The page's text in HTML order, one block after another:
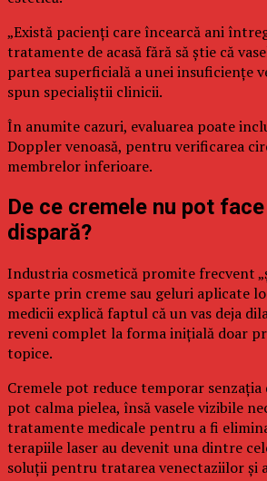
„Există pacienți care încearcă ani
tratamente de acasă fără să știe că
partea superficială a unei insuficiențe
spun specialiștii clinicii.
În anumite cazuri, evaluarea poate
Doppler venoasă, pentru verificarea
membrelor inferioare.
De ce cremele nu pot
dispară?
Industria cosmetică promite frecvent
sparte prin creme sau geluri aplicate
medicii explică faptul că un vas deja
reveni complet la forma inițială doar
topice.
Cremele pot reduce temporar
pot calma pielea, însă vasele vizibile
tratamente medicale pentru a fi
terapiile laser au devenit una dintre
soluții pentru tratarea venectaziilor și